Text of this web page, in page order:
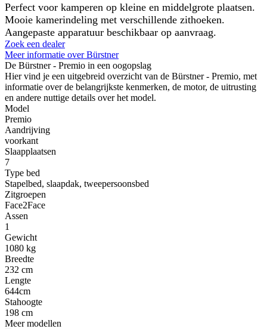
Perfect voor kamperen op kleine en middelgrote plaatsen.
Mooie kamerindeling met verschillende zithoeken.
Aangepaste apparatuur beschikbaar op aanvraag.
Zoek een dealer
Meer informatie over Bürstner
De Bürstner - Premio in een oogopslag
Hier vind je een uitgebreid overzicht van de Bürstner - Premio, met
informatie over de belangrijkste kenmerken, de motor, de uitrusting
en andere nuttige details over het model.
Model
Premio
Aandrijving
voorkant
Slaapplaatsen
7
Type bed
Stapelbed, slaapdak, tweepersoonsbed
Zitgroepen
Face2Face
Assen
1
Gewicht
1080 kg
Breedte
232 cm
Lengte
644cm
Stahoogte
198 cm
Meer modellen